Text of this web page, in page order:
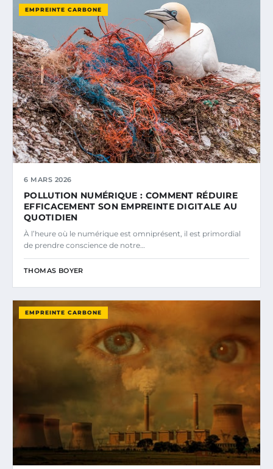
EMPREINTE CARBONE
6 MARS 2026
POLLUTION NUMÉRIQUE : COMMENT RÉDUIRE
EFFICACEMENT SON EMPREINTE DIGITALE AU
QUOTIDIEN
À l’heure où le numérique est omniprésent, il est primordial
de prendre conscience de notre…
THOMAS BOYER
EMPREINTE CARBONE